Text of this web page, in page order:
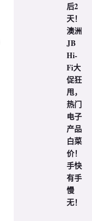
后2
天！
澳洲
JB
Hi-
Fi大
促狂
甩，
热门
电子
产品
白菜
价！
手快
有手
慢
无！